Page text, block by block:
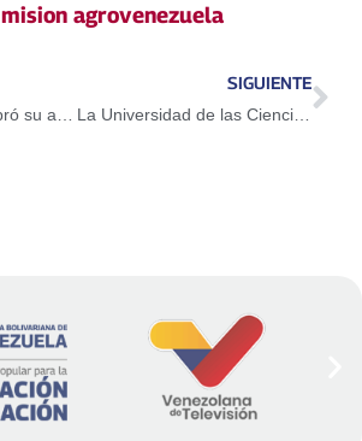
agrovenezuela
SIGUIENTE
La Universidad de las Ciencias de la Salud Hugo Chávez Frías egresó a 65 nuevos profesionales de la salud en Apure